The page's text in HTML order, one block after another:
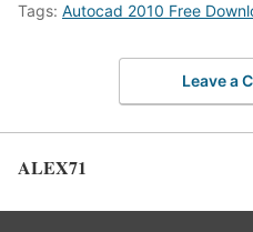
Tags: Autocad 2010 Free
Leave a
ALEX71